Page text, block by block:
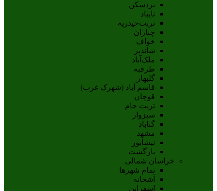
بردسکن
تایباد
تربت‌حیدریه
چناران
خواف
شاندیز
ملک‌آباد
طرقبه
گلبهار
قاسم آباد (شهرک غرب)
قوچان
تربت جام
سبزوار
گناباد
مشهد
نيشابور
بازگشت
خراسان شمالی
تمام شهر‌ها
آشخانه
اسفراين